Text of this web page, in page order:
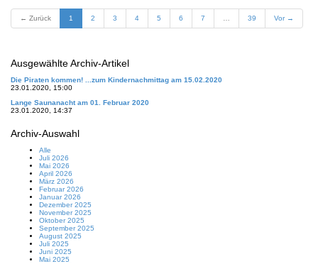
← Zurück 1 (aktuell)
2 3 4 5 6 7 39 Vor →
Ausgewählte Archiv-Artikel
Die Piraten kommen! ...zum Kindernachmittag am 15.02.2020
23.01.2020, 15:00
Lange Saunanacht am 01. Februar 2020
23.01.2020, 14:37
Archiv-Auswahl
Alle
Juli 2026
Mai 2026
April 2026
März 2026
Februar 2026
Januar 2026
Dezember 2025
November 2025
Oktober 2025
September 2025
August 2025
Juli 2025
Juni 2025
Mai 2025